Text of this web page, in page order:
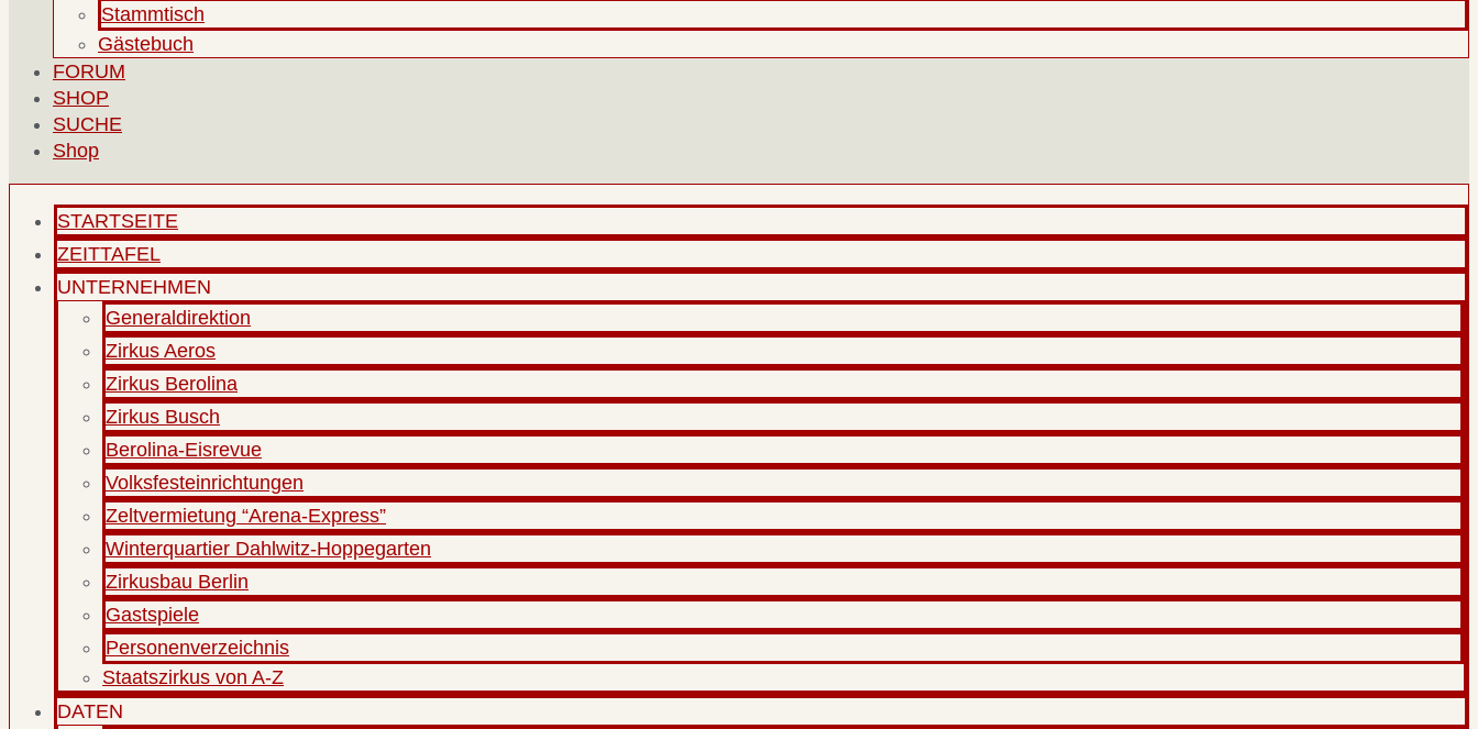
Stammtisch
Gästebuch
FORUM
SHOP
SUCHE
Shop
STARTSEITE
ZEITTAFEL
UNTERNEHMEN
Generaldirektion
Zirkus Aeros
Zirkus Berolina
Zirkus Busch
Berolina-Eisrevue
Volksfesteinrichtungen
Zeltvermietung “Arena-Express”
Winterquartier Dahlwitz-Hoppegarten
Zirkusbau Berlin
Gastspiele
Personenverzeichnis
Staatszirkus von A-Z
DATEN